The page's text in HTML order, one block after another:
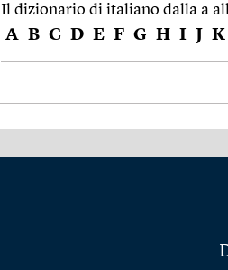
Il dizionario di italiano dalla a
A B C D E F G H I J K